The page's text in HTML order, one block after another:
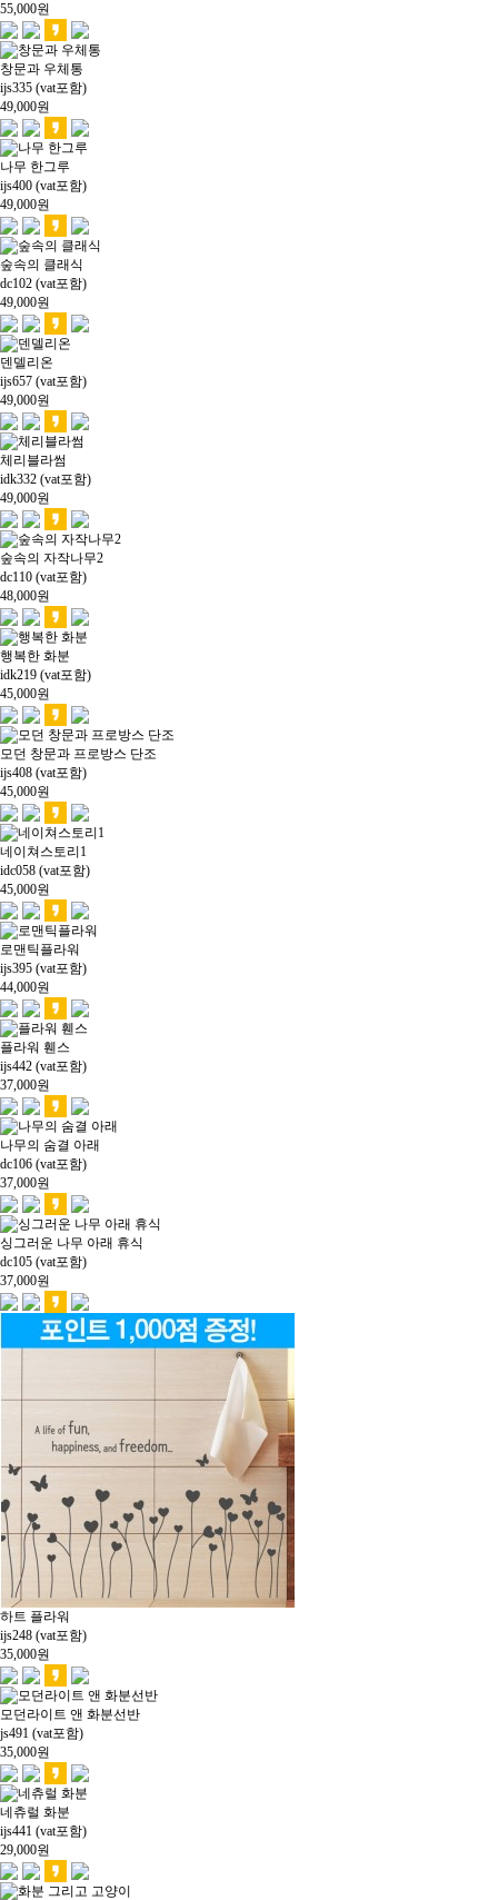
55,000원
창문과 우체통
ijs335 (vat포함)
49,000원
나무 한그루
ijs400 (vat포함)
49,000원
숲속의 클래식
dc102 (vat포함)
49,000원
덴델리온
ijs657 (vat포함)
49,000원
체리블라썸
idk332 (vat포함)
49,000원
숲속의 자작나무2
dc110 (vat포함)
48,000원
행복한 화분
idk219 (vat포함)
45,000원
모던 창문과 프로방스 단조
ijs408 (vat포함)
45,000원
네이쳐스토리1
idc058 (vat포함)
45,000원
로맨틱플라워
ijs395 (vat포함)
44,000원
플라워 휀스
ijs442 (vat포함)
37,000원
나무의 숨결 아래
dc106 (vat포함)
37,000원
싱그러운 나무 아래 휴식
dc105 (vat포함)
37,000원
하트 플라워
ijs248 (vat포함)
35,000원
모던라이트 앤 화분선반
js491 (vat포함)
35,000원
네츄럴 화분
ijs441 (vat포함)
29,000원